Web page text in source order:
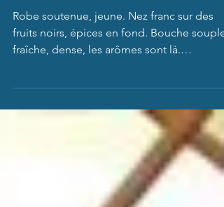
Gilbert&Gaillard
Robe soutenue, jeune. Nez franc sur des
fruits noirs, épices en fond. Bouche souple,
Ensemble...